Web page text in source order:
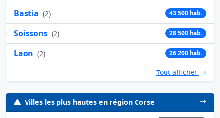
Bastia (2) 43 500 hab.
Soissons (2) 28 500 hab.
Laon (2) 26 200 hab.
Tout afficher
Villes les plus hautes en région Corse